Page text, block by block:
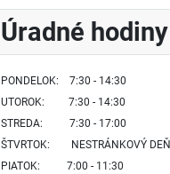
Úradné hodiny
PONDELOK: 7:30 - 14:30
UTOROK: 7:30 - 14:30
STREDA: 7:30 - 17:00
ŠTVRTOK:
NESTRÁNKOVÝ DEŇ
PIATOK: 7:00 - 11:30